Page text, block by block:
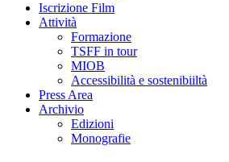
Iscrizione Film
Attività
Formazione
TSFF in tour
MIOB
Accessibilità e sostenibiiltà
Press Area
Archivio
Edizioni
Monografie